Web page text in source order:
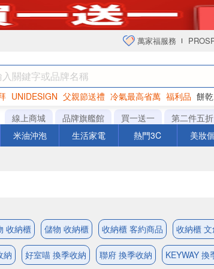
萬家福服務
UNIDESIGN 父親節送禮 冷氣最高省萬 福利品 餅乾
海苔 巧克力 衛生紙
線上商城 品牌旗艦館 買一送一 第二件五折
米油沖泡 生活家電 熱門3C 美妝
收納櫃 儲物 收納櫃 收納櫃 客約商品 收納櫃
納 好室喵 換季收納 聯府 換季收納 KEYWAY 換